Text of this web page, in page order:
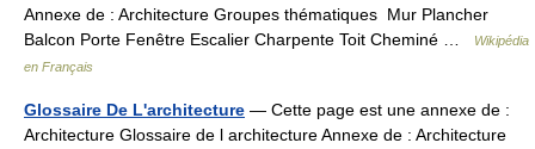
Annexe de : Architecture Groupes thématiques Mur Plancher
Balcon Porte Fenêtre Escalier Charpente Toit Cheminé …
Wikipédia
en Français
Glossaire De L'architecture — Cette page est une annexe de :
Architecture Glossaire de l architecture Annexe de : Architecture